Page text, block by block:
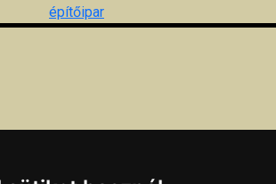
építőipar